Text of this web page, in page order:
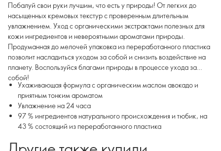
Побалуй свои руки лучшим, что есть у природы! От легких до
насыщенных кремовых текстур с проверенным длительным
увлажнением. Уход с органическими экстрактами полезных для
кожи ингредиентов и невероятными ароматами природы.
Продуманная до мелочей упаковка из переработанного пластика
позволит насладиться уходом за собой и снизить воздействие на
планету. Воспользуйся благами природы в процессе ухода за
собой!
Ухаживающая формула с органическим маслом авокадо и
приятным тонким ароматом
Увлажнение на 24 часа
97 % ингредиентов натурального происхождения и тюбик, на
43 % состоящий из переработанного пластика